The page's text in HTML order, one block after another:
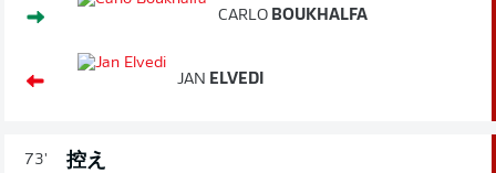
CARLO BOUKHALFA
JAN ELVEDI
73' 控え